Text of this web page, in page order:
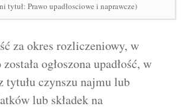
tytuł: Prawo upadłosciowe i naprawcze)
za okres rozliczeniowy, w
ogłoszona upadłość, w
tytułu czynszu najmu lub
lub składek na